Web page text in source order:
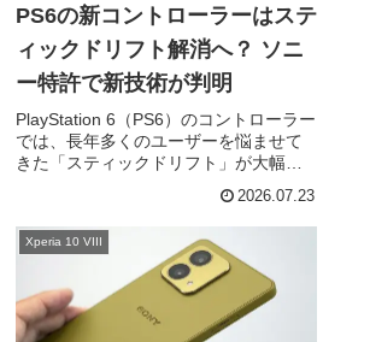
PS6の新コントローラーはステ
ィックドリフト解消へ？ ソニ
ー特許で新技術が判明
PlayStation 6（PS6）のコントローラー
では、長年多くのユーザーを悩ませて
きた「スティックドリフト」が大幅に
開されたソニーの特許情報から、従来
とは異なる磁気センサーを採用した新
しいアナログスティ...
2026.07.23
Xperia 10 VIII